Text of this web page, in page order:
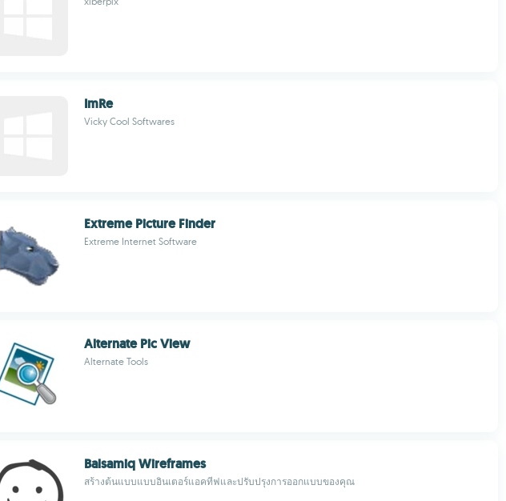
ImRe
Vicky Cool Softwares
Extreme Picture Finder
Extreme Internet Software
Alternate Pic View
Alternate Tools
Balsamiq Wireframes
สร้างต้นแบบแบบอินเตอร์แอคทีฟและปรับปรุงการออกแบบของคุณ